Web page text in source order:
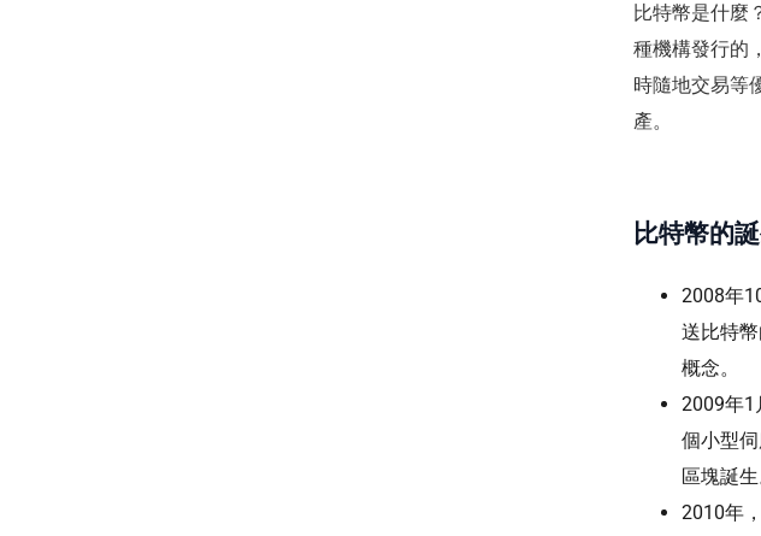
比特幣是什麼
種機構發行的
時隨地交易等
產。
比特幣的
2008年
送比特
概念。
2009年1
個小型
區塊誕生
2010年